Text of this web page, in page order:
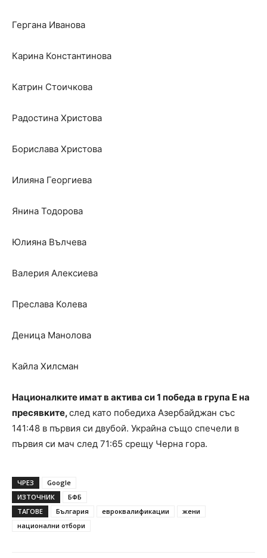
Гергана Иванова
Карина Константинова
Катрин Стоичкова
Радостина Христова
Борислава Христова
Илияна Георгиева
Янина Тодорова
Юлияна Вълчева
Валерия Алексиева
Преслава Колева
Деница Манолова
Кайла Хилсман
Националките имат в актива си 1 победа в група Е на
пресявките,след като победиха Азербайджан със
141:48 в първия си двубой. Украйна също спечели в
първия си мач след 71:65 срещу Черна гора.
ЧРЕЗ
Google
ИЗТОЧНИК
БФБ
ТАГОВЕ
България евроквалификации
жени
национални отбори